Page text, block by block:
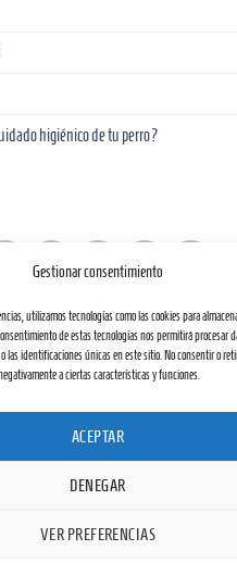
Gestionar consentimiento
utilizamos tecnologías como las cookies para
de estas tecnologías nos permitirá procesar
las identificaciones únicas en este sitio. No consentir o
a ciertas características y funciones.
ACEPTAR
DENEGAR
VER PREFERENCIAS
higiénico de tu perro?
Europea a través de los fondos
programa Kit Digital.